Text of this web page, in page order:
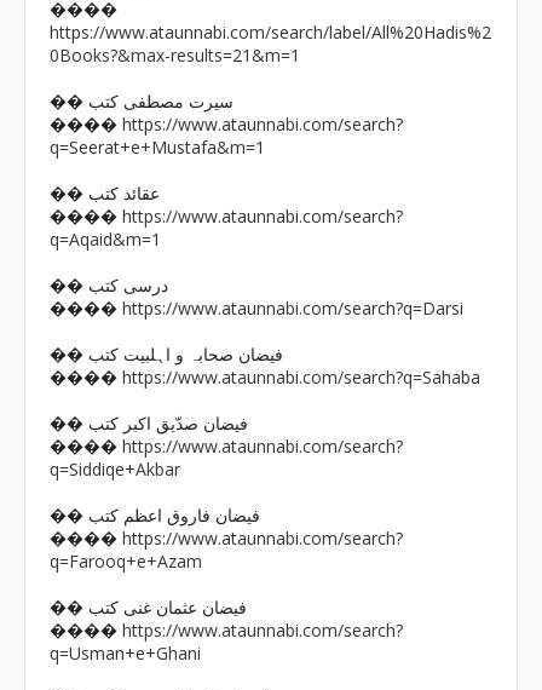
����
https://www.ataunnabi.com/search/label/All%20Hadis%2
0Books?&max-results=21&m=1
�� سیرت مصطفی کتب
���� https://www.ataunnabi.com/search?
q=Seerat+e+Mustafa&m=1
�� عقائد کتب
���� https://www.ataunnabi.com/search?
q=Aqaid&m=1
�� درسی کتب
���� https://www.ataunnabi.com/search?q=Darsi
�� فیضان صحابہ و اہلبیت کتب
���� https://www.ataunnabi.com/search?q=Sahaba
�� فیضان صدّیق اکبر کتب
���� https://www.ataunnabi.com/search?
q=Siddiqe+Akbar
�� فیضان فاروق اعظم کتب
���� https://www.ataunnabi.com/search?
q=Farooq+e+Azam
�� فیضان عثمان غنی کتب
���� https://www.ataunnabi.com/search?
q=Usman+e+Ghani